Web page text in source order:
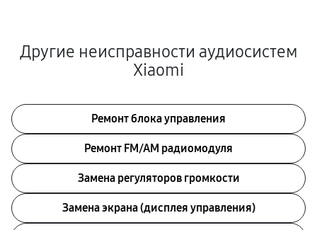
Другие неисправности аудиосистем
Xiaomi
Ремонт блока управления
Ремонт FM/AM радиомодуля
Замена регуляторов громкости
Замена экрана (дисплея управления)